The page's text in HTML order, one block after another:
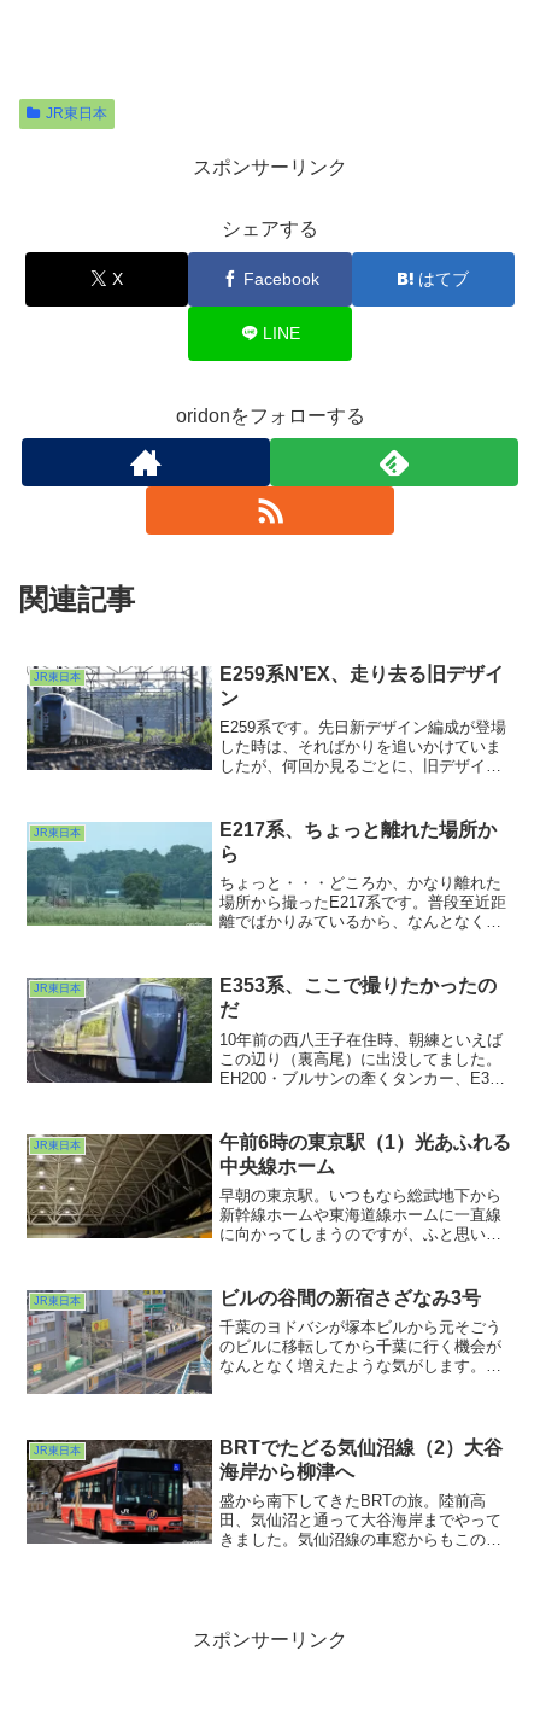
JR東日本
スポンサーリンク
シェアする
X Facebook はてブ
LINE
oridonをフォローする
関連記事
JR東日本
E259系N’EX、走り去る旧デザイ
ン
E259系です。先日新デザイン編成が登場
した時は、そればかりを追いかけていま
したが、何回か見るごとに、旧デザイン
も良いような気も・・・（ほんとか？）
どちらにしても消えゆくデザイン。こん
な〜時代〜もあ〜ったねと〜♪と記録して
おこうと思います。
JR東日本
E217系、ちょっと離れた場所か
ら
ちょっと・・・どころか、かなり離れた
場所から撮ったE217系です。普段至近距
離でばかりみているから、なんとなく遠
^;;
JR東日本
E353系、ここで撮りたかったの
だ
10年前の西八王子在住時、朝練といえば
この辺り（裏高尾）に出没してました。
EH200・ブルサンの牽くタンカー、E351
非ここで押さえておきたいと思い始めて
早数ヶ...
JR東日本
午前6時の東京駅（1）光あふれる
中央線ホーム
早朝の東京駅。いつもなら総武地下から
新幹線ホームや東海道線ホームに一直線
に向かってしまうのですが、ふと思い立
とんど人がいません。清々しいほど誰も
いませんw。
JR東日本 ビルの谷間の新宿さざなみ3号
千葉のヨドバシが塚本ビルから元そごう
のビルに移転してから千葉に行く機会が
なんとなく増えたような気がします。電
に車を停めてふと、ここから線路が見え
るじゃん、と
JR東日本
BRTでたどる気仙沼線（2）大谷
海岸から柳津へ
盛から南下してきたBRTの旅。陸前高
田、気仙沼と通って大谷海岸までやって
きました。気仙沼線の車窓からもこの青
せんねw。
スポンサーリンク